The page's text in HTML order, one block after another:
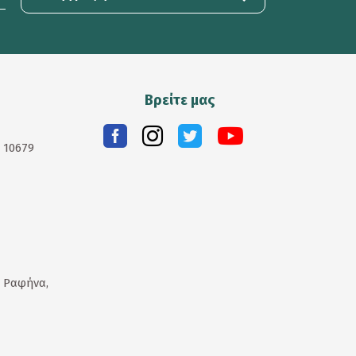
Βρείτε μας